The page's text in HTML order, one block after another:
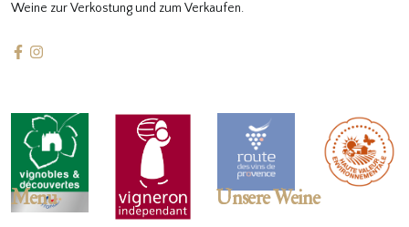
Weine zur Verkostung und zum Verkaufen.
Menu Unsere Weine